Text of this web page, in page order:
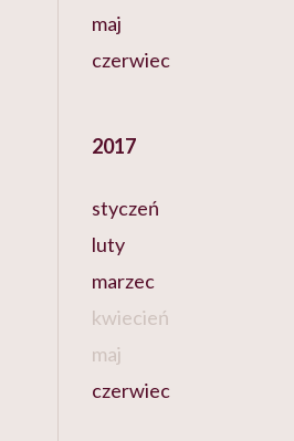
maj
czerwiec
2017
styczeń
luty
marzec
kwiecień
maj
czerwiec